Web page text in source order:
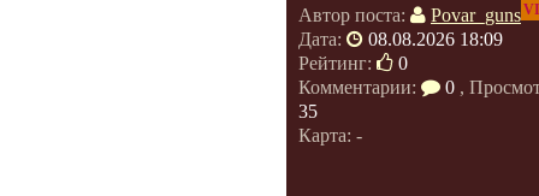
Автор поста:
Povar_guns
Дата:
08.08.2026 18:09
Рейтинг:
0
Комментарии:
0 ,
35
Карта: -